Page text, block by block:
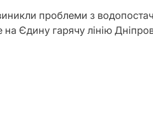
проблеми з
Єдину гарячу лінію